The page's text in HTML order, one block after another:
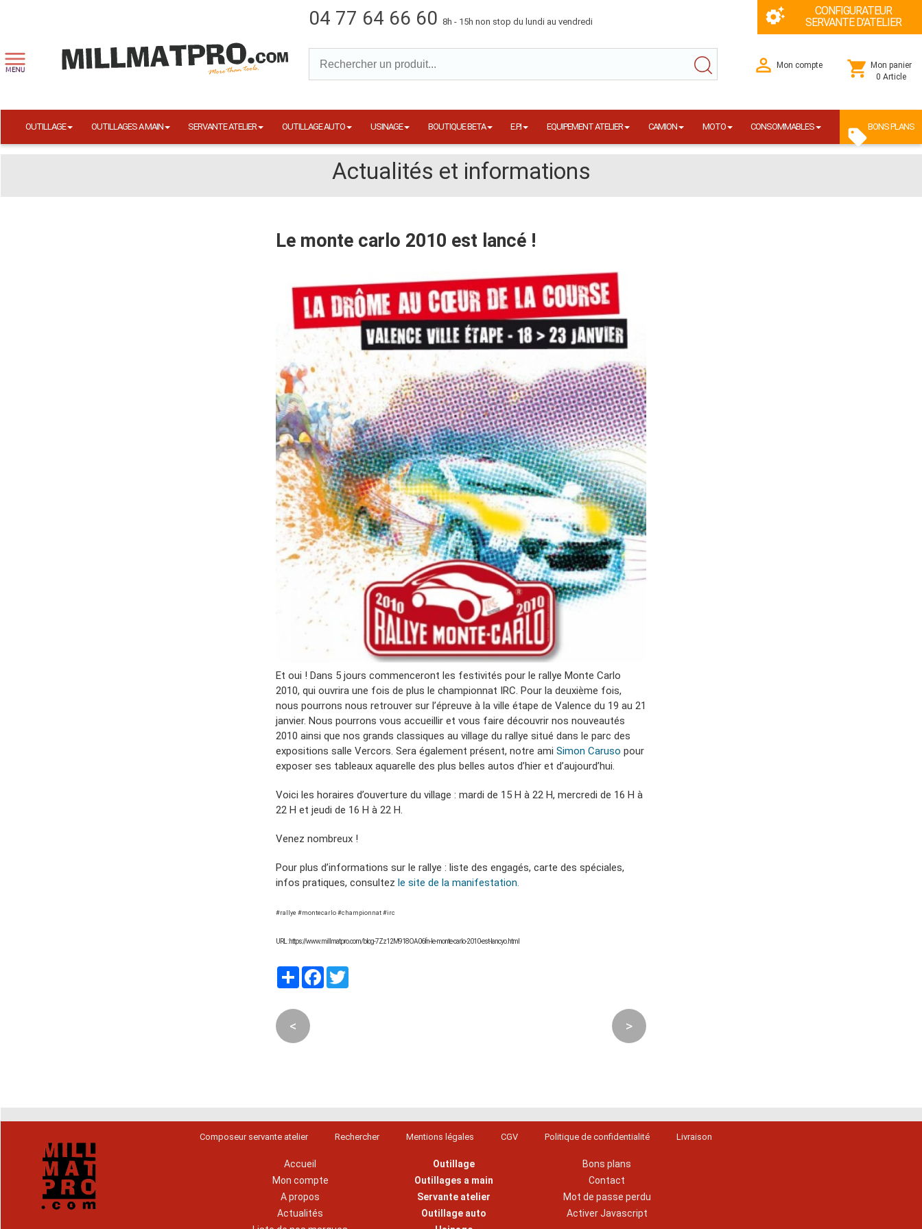
04 77 64 66 60 8h - 15h non stop du lundi au vendredi
CONFIGURATEUR
SERVANTE D'ATELIER
Mon compte
Mon panier
0 Article
OUTILLAGE OUTILLAGES A MAIN SERVANTE ATELIER OUTILLAGE AUTO USINAGE BOUTIQUE BETA E.P.I EQUIPEMENT ATELIER CAMION MOTO CONSOMMABLES BONS PLANS
Actualités et informations
Le monte carlo 2010 est lancé !
Et oui ! Dans 5 jours commenceront les festivités pour le rallye Monte Carlo
2010, qui ouvrira une fois de plus le championnat IRC. Pour la deuxième fois,
nous pourrons nous retrouver sur l’épreuve à la ville étape de Valence du 19 au 21
janvier. Nous pourrons vous accueillir et vous faire découvrir nos nouveautés
2010 ainsi que nos grands classiques au village du rallye situé dans le parc des
expositions salle Vercors. Sera également présent, notre ami Simon Caruso pour
exposer ses tableaux aquarelle des plus belles autos d’hier et d’aujourd’hui.
Voici les horaires d’ouverture du village : mardi de 15 H à 22 H, mercredi de 16 H à
22 H et jeudi de 16 H à 22 H.
Venez nombreux !
Pour plus d’informations sur le rallye : liste des engagés, carte des spéciales,
infos pratiques, consultez le site de la manifestation.
#rallye #montecarlo #championnat #irc
URL : https://www.millmatpro.com/blog-7Zz12M918OA06fn-le-monte-carlo-2010-est-lancyo.html
PartagerFacebook
< >
Composeur servante atelier Rechercher Mentions légales CGV Politique de confidentialité Livraison
Accueil
Mon compte
A propos
Actualités
Outillage
Outillages a main
Servante atelier
Outillage auto
Bons plans
Contact
Mot de passe perdu
Activer Javascript